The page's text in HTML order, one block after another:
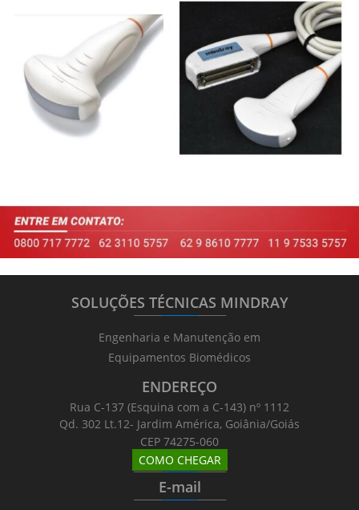
SOLUÇÕES TÉCNICAS MINDRAY
_______________________
Engenharia e Manutenção em
Equipamentos Biomédicos
ENDEREÇO
Rua C-137 (Esquina com a C-143) nº 1112
Qd. 302 Lt.12- Jardim América, Goiânia/Goiás
CEP 74275-060
COMO CHEGAR
_______________________
E-mail
_______________________